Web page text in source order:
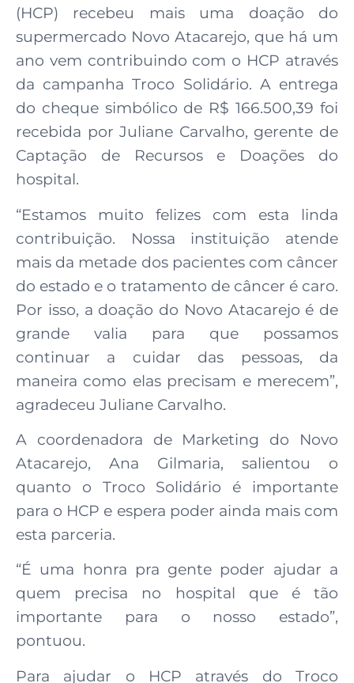
(HCP) recebeu mais uma doação do
supermercado Novo Atacarejo, que há um
ano vem contribuindo com o HCP através
da campanha Troco Solidário. A entrega
do cheque simbólico de R$ 166.500,39 foi
recebida por Juliane Carvalho, gerente de
Captação de Recursos e Doações do
hospital.
“Estamos muito felizes com esta linda
contribuição. Nossa instituição atende
mais da metade dos pacientes com câncer
do estado e o tratamento de câncer é caro.
Por isso, a doação do Novo Atacarejo é de
grande valia para que possamos
continuar a cuidar das pessoas, da
maneira como elas precisam e merecem”,
agradeceu Juliane Carvalho.
A coordenadora de Marketing do Novo
Atacarejo, Ana Gilmaria, salientou o
quanto o Troco Solidário é importante
para o HCP e espera poder ainda mais com
esta parceria.
“É uma honra pra gente poder ajudar a
quem precisa no hospital que é tão
importante para o nosso estado”,
pontuou.
Para ajudar o HCP através do Troco